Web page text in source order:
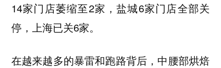
14家门店萎缩至2家，盐城6家门店全部关
停，上海已关6家。
在越来越多的暴雷和跑路背后，中腰部烘焙